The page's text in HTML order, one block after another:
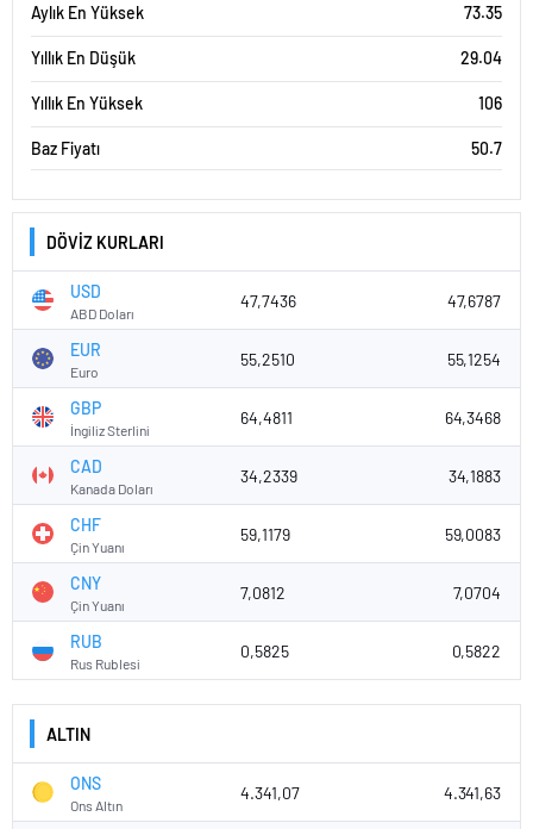
Aylık En Yüksek 73.35
Yıllık En Düşük 29.04
Yıllık En Yüksek 106
Baz Fiyatı 50.7
DÖVİZ KURLARI
USD
ABD Doları
47,7436 47,6787
EUR
Euro
55,2510 55,1254
GBP
İngiliz Sterlini
64,4811 64,3468
CAD
Kanada Doları
34,2339 34,1883
CHF
Çin Yuanı
59,1179 59,0083
CNY
Çin Yuanı
7,0812 7,0704
RUB
Rus Rublesi
0,5825 0,5822
ALTIN
ONS
Ons Altın
4.341,07 4.341,63